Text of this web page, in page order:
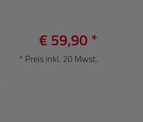
€ 59,90 *
* Preis inkl. 20 Mwst.